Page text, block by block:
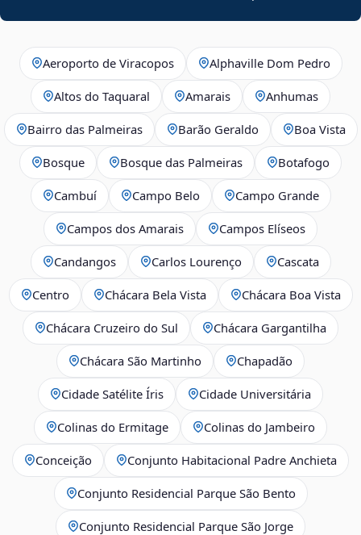
Aeroporto de Viracopos Alphaville Dom Pedro
Altos do Taquaral Amarais Anhumas
Bairro das Palmeiras Barão Geraldo Boa Vista
Bosque Bosque das Palmeiras Botafogo
Cambuí Campo Belo Campo Grande
Campos dos Amarais Campos Elíseos
Candangos Carlos Lourenço Cascata
Centro Chácara Bela Vista Chácara Boa Vista
Chácara Cruzeiro do Sul Chácara Gargantilha
Chácara São Martinho Chapadão
Cidade Satélite Íris Cidade Universitária
Colinas do Ermitage Colinas do Jambeiro
Conceição Conjunto Habitacional Padre Anchieta
Conjunto Residencial Parque São Bento
Conjunto Residencial Parque São Jorge